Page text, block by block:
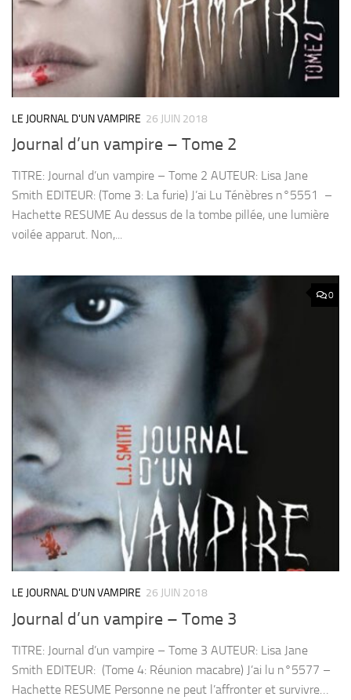
LE JOURNAL D'UN VAMPIRE 26 JUIN 2018
Journal d’un vampire – Tome 2
TITRE: Journal d’un vampire – Tome 2 AUTEUR: Lisa Jane
Smith EDITEUR: (Tome 3: La furie) J’ai Lu Ténèbres n°5551 –
Hachette RESUME Au dessus de la tombe pillée, une lumière
voilée apparut. Non,...
0
LE JOURNAL D'UN VAMPIRE 26 JUIN 2018
Journal d’un vampire – Tome 3
TITRE: Journal d’un vampire – Tome 3 AUTEUR: Lisa Jane
Smith EDITEUR: (Tome 4: Réunion macabre) J’ai lu n°5577 –
Hachette RESUME Personne ne peut l’affronter et survivre…